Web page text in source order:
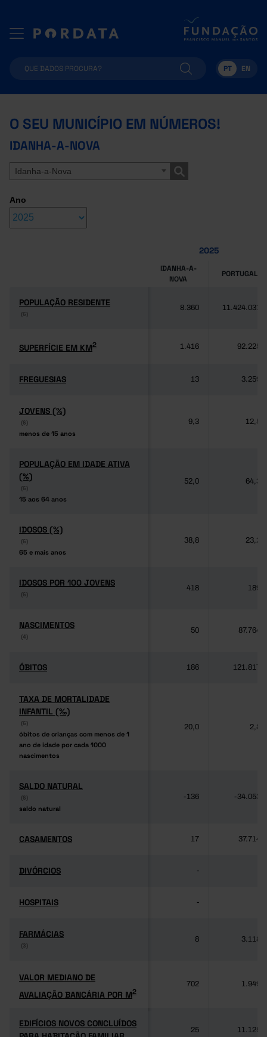
PT EN
O SEU MUNICÍPIO EM NÚMEROS!
IDANHA-A-NOVA
Idanha-a-Nova
Ano
2025
IDANHA-A-
NOVA
PORTUGAL
POPULAÇÃO RESIDENTE
(6)
POPULAÇÃO RESIDENTE
(6)
8.360 11.424.031
SUPERFÍCIE EM KM2
SUPERFÍCIE EM KM2 1.416 92.225
FREGUESIAS
FREGUESIAS 13 3.259
JOVENS (%)
(6)
menos de 15 anos
JOVENS (%)
(6)
menos de 15 anos
9,3 12,5
POPULAÇÃO EM IDADE ATIVA
(%)
(6)
15 aos 64 anos
POPULAÇÃO EM IDADE ATIVA
(%)
(6)
15 aos 64 anos
52,0 64,3
IDOSOS (%)
(6)
65 e mais anos
IDOSOS (%)
(6)
65 e mais anos
38,8 23,2
IDOSOS POR 100 JOVENS
(6)
IDOSOS POR 100 JOVENS
(6)
418 189
NASCIMENTOS
(4)
NASCIMENTOS
(4)
50 87.764
ÓBITOS
ÓBITOS 186 121.817
TAXA DE MORTALIDADE
INFANTIL (‰)
(6)
óbitos de crianças com menos de 1
ano de idade por cada 1000
nascimentos
TAXA DE MORTALIDADE
INFANTIL (‰)
(6)
óbitos de crianças com menos de 1
ano de idade por cada 1000
nascimentos
20,0 2,8
SALDO NATURAL
(6)
saldo natural
SALDO NATURAL
(6)
saldo natural
-136 -34.053
CASAMENTOS
CASAMENTOS 17 37.714
DIVÓRCIOS
DIVÓRCIOS -
HOSPITAIS
HOSPITAIS -
FARMÁCIAS
(3)
FARMÁCIAS
(3)
8 3.118
VALOR MEDIANO DE
AVALIAÇÃO BANCÁRIA POR M2
VALOR MEDIANO DE
AVALIAÇÃO BANCÁRIA POR M2
702 1.949
EDIFÍCIOS NOVOS CONCLUÍDOS
EDIFÍCIOS NOVOS CONCLUÍDOS
25 11.125